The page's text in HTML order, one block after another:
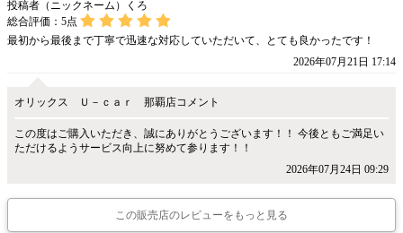
投稿者（ニックネーム）くろ
総合評価： 5点
最初から最後まで丁寧で迅速な対応していただいて、とても良かったです！
2026年07月21日 17:14
オリックス Ｕ－ｃａｒ 那覇店コメント
この度はご購入いただき、誠にありがとうございます！！ 今後ともご満足い
ただけるようサービス向上に努めて参ります！！
2026年07月24日 09:29
この販売店のレビューをもっと見る